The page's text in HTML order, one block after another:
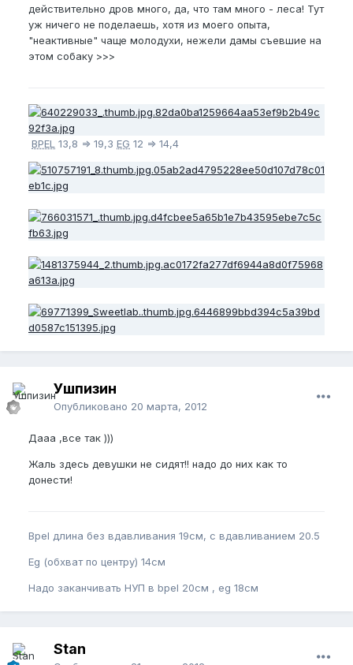
действительно дров много, да, что там много - леса! Тут
уж ничего не поделаешь, хотя из моего опыта,
"неактивные" чаще молодухи, нежели дамы съевшие на
этом собаку >>>
BPEL 13,8 => 19,3 EG 12 => 14,4
Ушпизин
Опубликовано 20 марта, 2012
Дааа ,все так )))
Жаль здесь девушки не сидят!! надо до них как то
донести!
Bpel длина без вдавливания 19см, с вдавливанием 20.5
Eg (обхват по центру) 14см
Надо заканчивать НУП в bpel 20см , eg 18см
Stan